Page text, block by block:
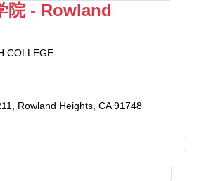
院 - Rowland
COLLEGE
Rowland Heights, CA 91748